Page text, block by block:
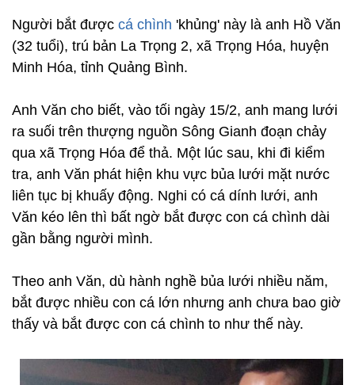
Người bắt được cá chình 'khủng' này là anh Hồ Văn
(32 tuổi), trú bản La Trọng 2, xã Trọng Hóa, huyện
Minh Hóa, tỉnh Quảng Bình.
Anh Văn cho biết, vào tối ngày 15/2, anh mang lưới
ra suối trên thượng nguồn Sông Gianh đoạn chảy
qua xã Trọng Hóa để thả. Một lúc sau, khi đi kiểm
tra, anh Văn phát hiện khu vực bủa lưới mặt nước
liên tục bị khuấy động. Nghi có cá dính lưới, anh
Văn kéo lên thì bất ngờ bắt được con cá chình dài
gần bằng người mình.
Theo anh Văn, dù hành nghề bủa lưới nhiều năm,
bắt được nhiều con cá lớn nhưng anh chưa bao giờ
thấy và bắt được con cá chình to như thế này.